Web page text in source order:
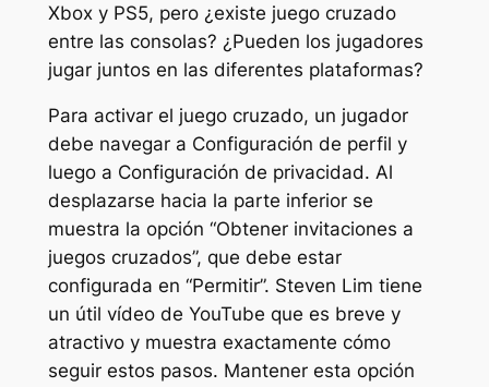
Xbox y PS5, pero ¿existe juego cruzado
entre las consolas? ¿Pueden los jugadores
jugar juntos en las diferentes plataformas?
Para activar el juego cruzado, un jugador
debe navegar a Configuración de perfil y
luego a Configuración de privacidad. Al
desplazarse hacia la parte inferior se
muestra la opción “Obtener invitaciones a
juegos cruzados”, que debe estar
configurada en “Permitir”. Steven Lim tiene
un útil vídeo de YouTube que es breve y
atractivo y muestra exactamente cómo
seguir estos pasos. Mantener esta opción